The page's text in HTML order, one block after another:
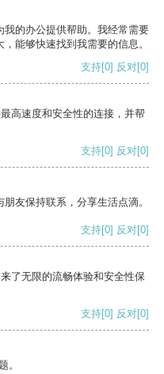
的办公提供帮助。我经常需要
能够快速找到我需要的信息。
支持[0] 反对[0]
高速度和安全性的连接，并帮
支持[0] 反对[0]
友保持联系，分享生活点滴。
支持[0] 反对[0]
了无限的流畅体验和安全性保
支持[0] 反对[0]
。